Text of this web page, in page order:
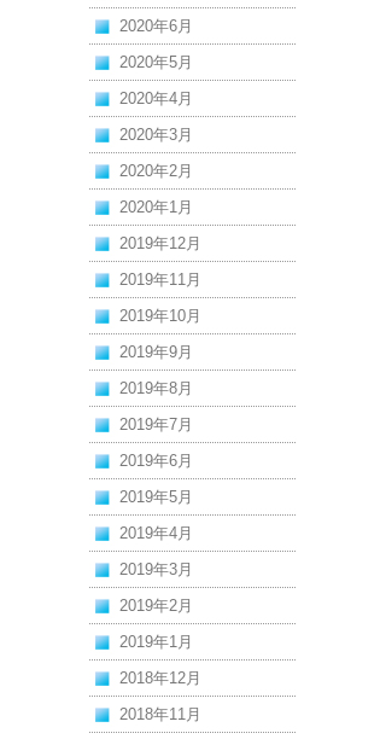
2020年6月
2020年5月
2020年4月
2020年3月
2020年2月
2020年1月
2019年12月
2019年11月
2019年10月
2019年9月
2019年8月
2019年7月
2019年6月
2019年5月
2019年4月
2019年3月
2019年2月
2019年1月
2018年12月
2018年11月